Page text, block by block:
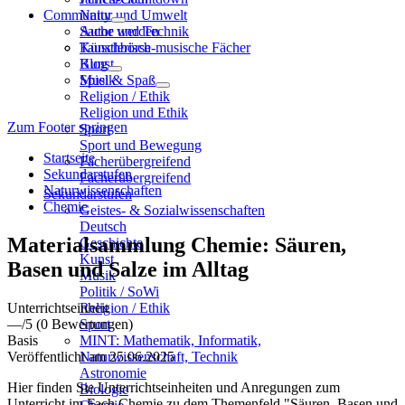
Natur und Umwelt
Sache und Technik
Künstlerisch-musische Fächer
Kunst
Musik
Religion / Ethik
Religion und Ethik
Sport
Sport und Bewegung
Fächerübergreifend
Fächerübergreifend
Sekundarstufen
Geistes- & Sozialwissenschaften
Deutsch
Geschichte
Kunst
Musik
Politik / SoWi
Religion / Ethik
Sport
MINT: Mathematik, Informatik,
Naturwissenschaft, Technik
Astronomie
Biologie
Community
Autor werden
Tauschbörse
Blog
Spiel & Spaß
Zum Footer springen
Startseite
Sekundarstufen
Naturwissenschaften
Chemie
Materialsammlung Chemie: Säuren,
Basen und Salze im Alltag
Unterrichtseinheit
—/5 (0 Bewertungen)
Basis
Veröffentlicht am 25.06.2025
Hier finden Sie Unterrichtseinheiten und Anregungen zum